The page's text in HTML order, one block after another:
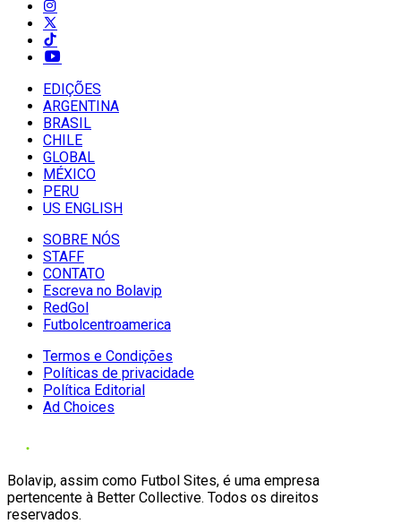
EDIÇÕES
ARGENTINA
BRASIL
CHILE
GLOBAL
MÉXICO
PERU
US ENGLISH
SOBRE NÓS
STAFF
CONTATO
Escreva no Bolavip
RedGol
Futbolcentroamerica
Termos e Condições
Políticas de privacidade
Política Editorial
Ad Choices
Bolavip, assim como Futbol Sites, é uma empresa
pertencente à Better Collective. Todos os direitos
reservados.